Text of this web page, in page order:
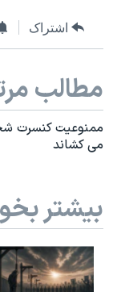
قانون شفافیت
اعتراضات مردمی
اسرائیل در جنگ
نرگس محمدی
همایش
سفر پرزیدنت
اشتراک
مطالب
ممنوعیت کنسرت
می کشاند
بیشتر